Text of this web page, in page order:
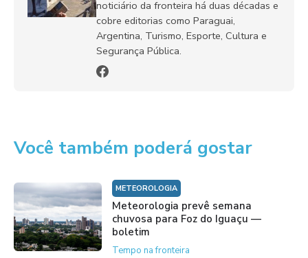
noticiário da fronteira há duas décadas e
cobre editorias como Paraguai,
Argentina, Turismo, Esporte, Cultura e
Segurança Pública.
Você também poderá gostar
METEOROLOGIA
Meteorologia prevê semana
chuvosa para Foz do Iguaçu —
boletim
Tempo na fronteira